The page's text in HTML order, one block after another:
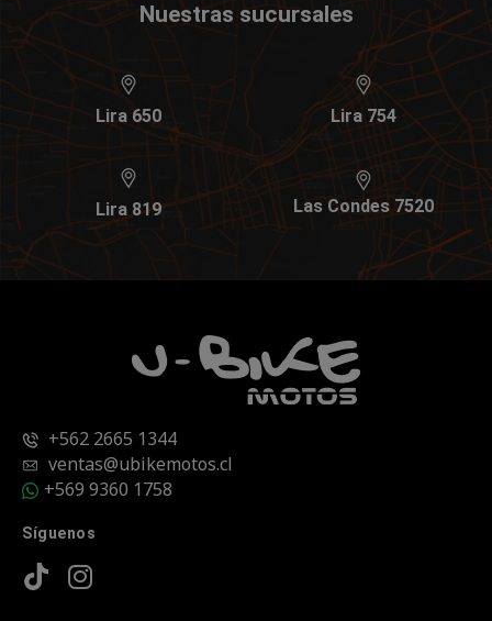
Nuestras sucursales
Lira 650 Lira 754
Lira 819 Las Condes 7520
+562 2665 1344
ventas@ubikemotos.cl
+569 9360 1758
Síguenos